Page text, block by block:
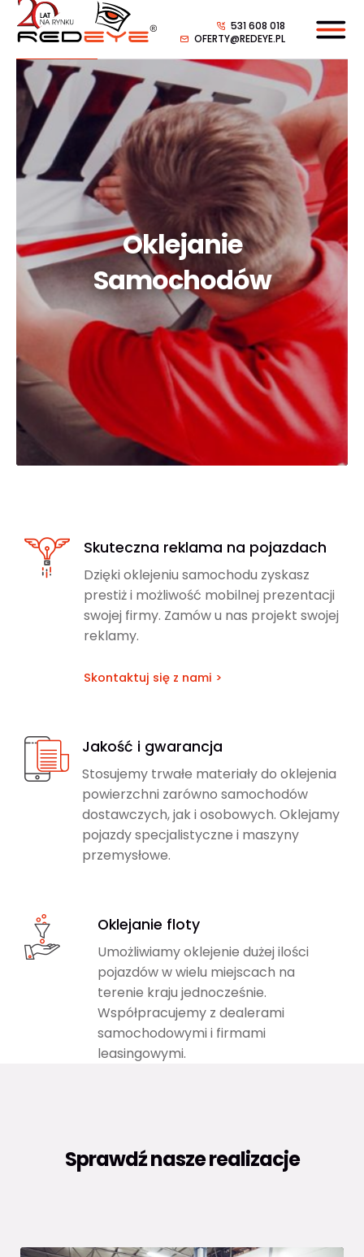
531 608 018
OFERTY@REDEYE.PL
Oklejanie
Samochodów
Skuteczna reklama na pojazdach
Dzięki oklejeniu samochodu zyskasz
prestiż i możliwość mobilnej prezentacji
swojej firmy. Zamów u nas projekt swojej
reklamy.
Skontaktuj się z nami >
Jakość i gwarancja
Stosujemy trwałe materiały do oklejenia
powierzchni zarówno samochodów
dostawczych, jak i osobowych. Oklejamy
pojazdy specjalistyczne i maszyny
przemysłowe.
Oklejanie floty
Umożliwiamy oklejenie dużej ilości
pojazdów w wielu miejscach na
terenie kraju jednocześnie.
Współpracujemy z dealerami
samochodowymi i firmami
leasingowymi.
Sprawdź nasze realizacje